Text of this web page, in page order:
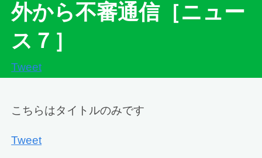
外から不審通信［ニュー
ス７］
Tweet
こちらはタイトルのみです
Tweet